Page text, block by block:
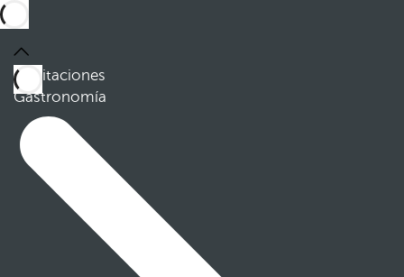
Habitaciones
Gastronomía